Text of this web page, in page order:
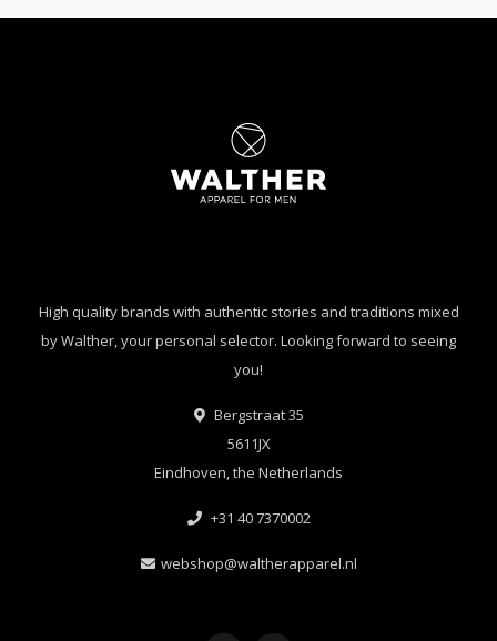
High quality brands with authentic stories and traditions mixed
by Walther, your personal selector. Looking forward to seeing
you!
Bergstraat 35
5611JX
Eindhoven, the Netherlands
+31 40 7370002
webshop@waltherapparel.nl